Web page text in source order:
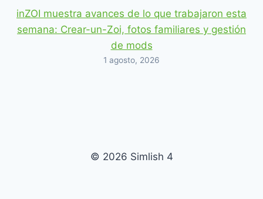
inZOI muestra avances de lo que trabajaron esta
semana: Crear-un-Zoi, fotos familiares y gestión
de mods
1 agosto, 2026
© 2026 Simlish 4